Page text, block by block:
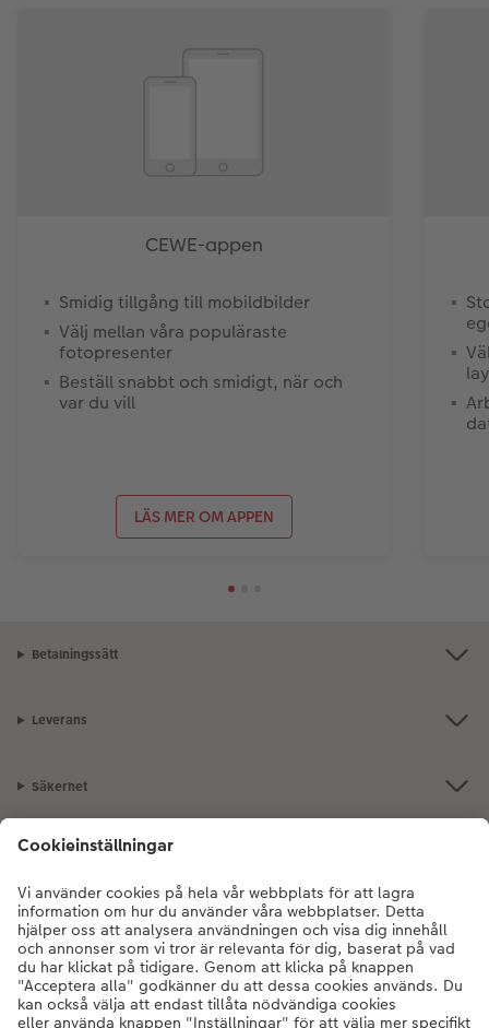
CEWE-appen
Smidig tillgång till mobildbilder
Välj mellan våra populäraste
fotopresenter
Beställ snabbt och smidigt, när och
var du vill
LÄS MER OM APPEN
Betalningssätt
Leverans
Säkerhet
Certifieringar och ansvar
Kundservice
Om oss